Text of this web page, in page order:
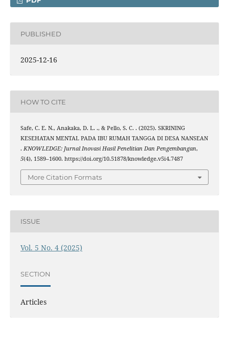
PUBLISHED
2025-12-16
HOW TO CITE
Safe, C. E. N., Anakaka, D. L. ., & Pello, S. C. . (2025). SKRINING
KESEHATAN MENTAL PADA IBU RUMAH TANGGA DI DESA NANSEAN
. KNOWLEDGE: Jurnal Inovasi Hasil Penelitian Dan Pengembangan,
5(4), 1589–1600. https://doi.org/10.51878/knowledge.v5i4.7487
More Citation Formats
ISSUE
Vol. 5 No. 4 (2025)
SECTION
Articles